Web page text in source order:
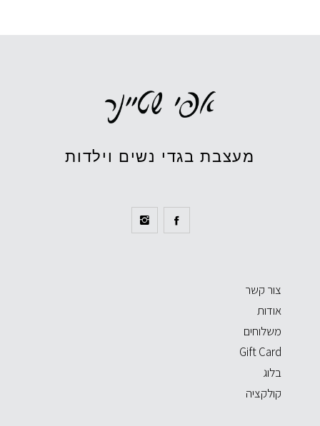
מעצבת בגדי נשים וילדות
צור קשר
אודות
משלוחים
Gift Card
בלוג
קולקציה